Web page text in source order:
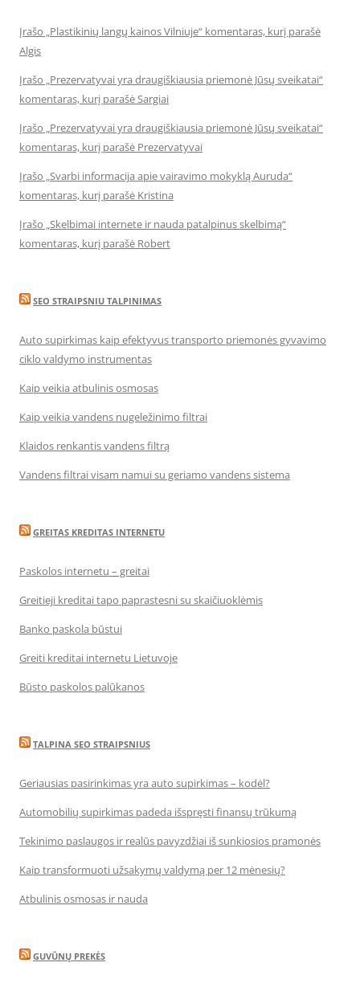
Įrašo „Plastikinių langų kainos Vilniuje“ komentaras, kurį parašė
Algis
Įrašo „Prezervatyvai yra draugiškiausia priemonė Jūsų sveikatai“
komentaras, kurį parašė Sargiai
Įrašo „Prezervatyvai yra draugiškiausia priemonė Jūsų sveikatai“
komentaras, kurį parašė Prezervatyvai
Įrašo „Svarbi informacija apie vairavimo mokyklą Auruda“
komentaras, kurį parašė Kristina
Įrašo „Skelbimai internete ir nauda patalpinus skelbimą“
komentaras, kurį parašė Robert
SEO STRAIPSNIU TALPINIMAS
Auto supirkimas kaip efektyvus transporto priemonės gyvavimo
ciklo valdymo instrumentas
Kaip veikia atbulinis osmosas
Kaip veikia vandens nugeležinimo filtrai
Klaidos renkantis vandens filtrą
Vandens filtrai visam namui su geriamo vandens sistema
GREITAS KREDITAS INTERNETU
Paskolos internetu – greitai
Greitieji kreditai tapo paprastesni su skaičiuoklėmis
Banko paskola būstui
Greiti kreditai internetu Lietuvoje
Būsto paskolos palūkanos
TALPINA SEO STRAIPSNIUS
Geriausias pasirinkimas yra auto supirkimas – kodėl?
Automobilių supirkimas padeda išspręsti finansų trūkumą
Tekinimo paslaugos ir realūs pavyzdžiai iš sunkiosios pramonės
Kaip transformuoti užsakymų valdymą per 12 mėnesių?
Atbulinis osmosas ir nauda
GUVŪNŲ PREKĖS